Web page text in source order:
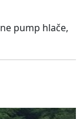
pump hlače,